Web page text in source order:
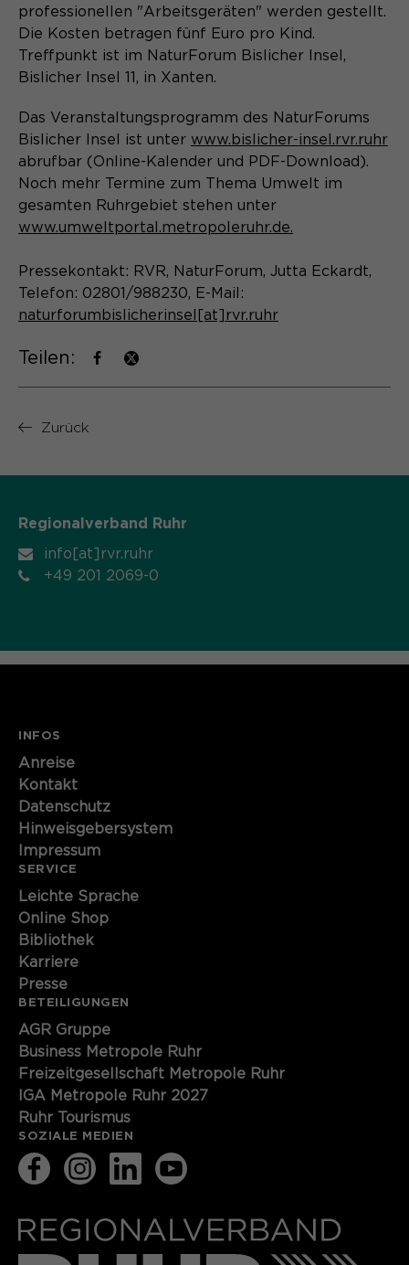
Name cookie_optin
Laufzeit 1 Monat
Zweck
Speichert den Zustimmungsstatus des
Benutzers für Cookies auf der
aktuellen Domäne.
Zweck
Temporäre Session-ID, ohne
personenbezogene Daten.
professionellen "Arbeitsgeräten" werden gestellt.
Die Kosten betragen fünf Euro pro Kind.
Treffpunkt ist im NaturForum Bislicher Insel,
Bislicher Insel 11, in Xanten.
Das Veranstaltungsprogramm des NaturForums
Bislicher Insel ist unter www.bislicher-insel.rvr.ruhr
abrufbar (Online-Kalender und PDF-Download).
Noch mehr Termine zum Thema Umwelt im
gesamten Ruhrgebiet stehen unter
www.umweltportal.metropoleruhr.de.
Pressekontakt: RVR, NaturForum, Jutta Eckardt,
Telefon: 02801/988230, E-Mail:
naturforumbislicherinsel[at]rvr.ruhr
Teilen:
Zurück
Regionalverband Ruhr
info[at]rvr.ruhr
+49 201 2069-0
INFOS
Anreise
Kontakt
Datenschutz
Hinweisgebersystem
Impressum
SERVICE
Leichte Sprache
Online Shop
Bibliothek
Karriere
Presse
BETEILIGUNGEN
AGR Gruppe
Business Metropole Ruhr
Freizeitgesellschaft Metropole Ruhr
IGA Metropole Ruhr 2027
Ruhr Tourismus
SOZIALE MEDIEN